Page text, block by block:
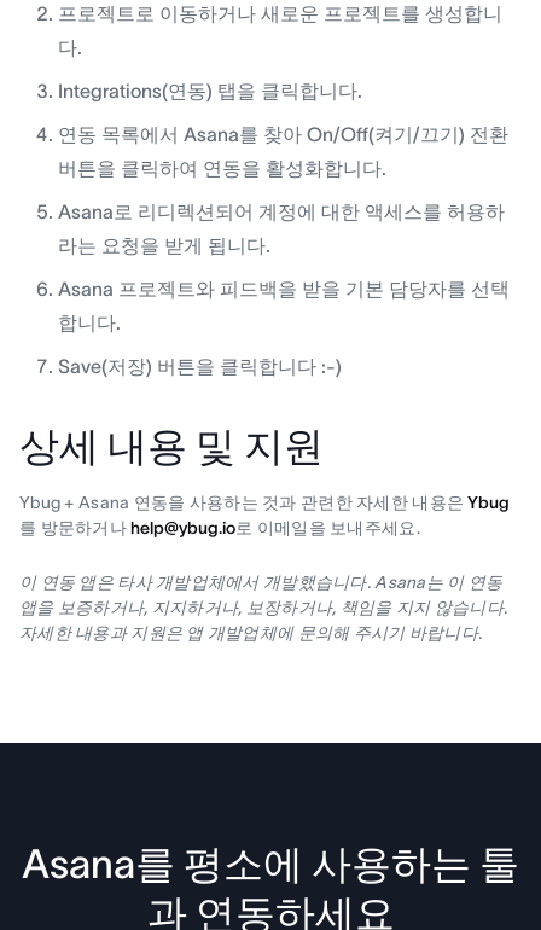
프로젝트로 이동하거나 새로운 프로젝트를 생성합니
다.
Integrations(연동) 탭을 클릭합니다.
연동 목록에서 Asana를 찾아 On/Off(켜기/끄기) 전환
버튼을 클릭하여 연동을 활성화합니다.
Asana로 리디렉션되어 계정에 대한 액세스를 허용하
라는 요청을 받게 됩니다.
Asana 프로젝트와 피드백을 받을 기본 담당자를 선택
합니다.
Save(저장) 버튼을 클릭합니다 :-)
상세 내용 및 지원
Ybug + Asana 연동을 사용하는 것과 관련한 자세한 내용은Ybug
를 방문하거나help@ybug.io로 이메일을 보내주세요.
이 연동 앱은 타사 개발업체에서 개발했습니다. Asana는 이 연동
앱을 보증하거나, 지지하거나, 보장하거나, 책임을 지지 않습니다.
자세한 내용과 지원은 앱 개발업체에 문의해 주시기 바랍니다.
Asana를 평소에 사용하는 툴
과 연동하세요